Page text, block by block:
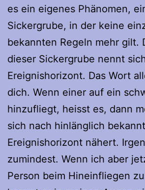
es ein eigenes Phänomen,
Sickergrube, in der keine
bekannten Regeln mehr gilt.
dieser Sickergrube nennt
Ereignishorizont. Das Wort
dich. Wenn einer auf ein
hinzufliegt, heisst es, dann
sich nach hinlänglich
Ereignishorizont nähert.
zumindest. Wenn ich aber
Person beim Hineinfliegen